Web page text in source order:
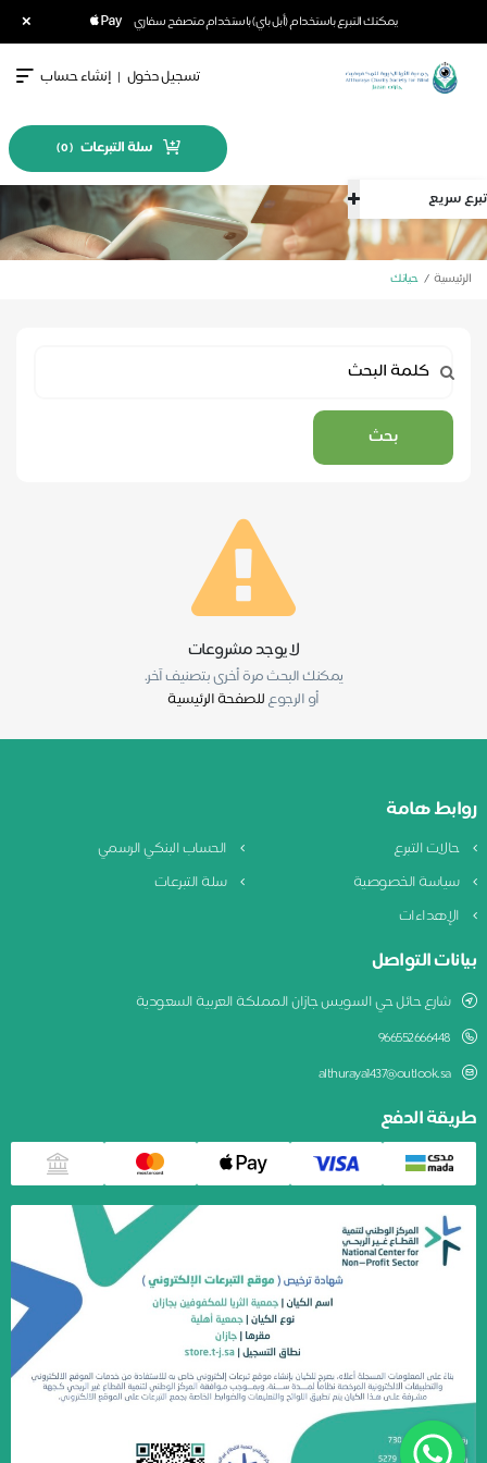
يمكنك التبرع باستخدام (أبل باي) باستخدام متصفح سفاري ×
تبرع سريع
تسجيل دخول | إنشاء حساب
سلة التبرعات (
0
)
الرئيسية حياتك
بحث
لا يوجد مشروعات
يمكنك البحث مرة أخرى بتصنيف آخر.
أو الرجوعللصفحة الرئيسية
روابط هامة
حالات التبرع
الحساب البنكي الرسمي
سياسة الخصوصية
سلة التبرعات
الإهداءات
بيانات التواصل
شارع حائل حي السويس جازان المملكة العربية السعودية
966552666448
althuraya1437@outlook.sa
طريقة الدفع